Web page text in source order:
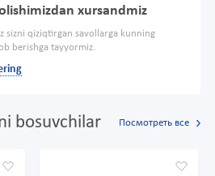
xursandmiz
sizni qiziqtirgan savollarga kunning
berishga tayyormiz.
bosuvchilar Посмотреть все